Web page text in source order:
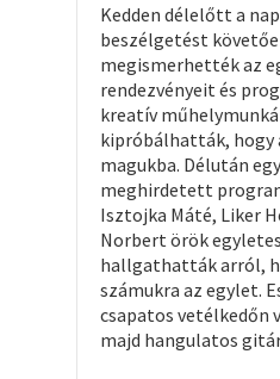
Kedden délelőtt a
beszélgetést
megismerhették az
rendezvényeit és
kreatív
kipróbálhatták,
magukba. Délután
meghirdetett
Isztojka Máté, Liker
Norbert örök
hallgathatták arról,
számukra az egylet.
csapatos vetélkedőn
majd hangulatos